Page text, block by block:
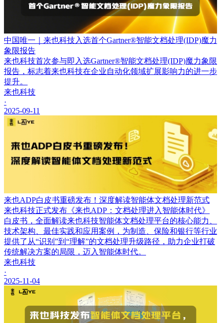
中国唯一｜来也科技入选首个Gartner®智能文档处理(IDP)魔力
象限报告
来也科技首次参与即入选Gartner®智能文档处理(IDP)魔力象限
报告，标志着来也科技在企业自动化领域扩展影响力的进一步
提升。
来也科技
·
2025-09-11
来也ADP白皮书重磅发布！深度解读智能体文档处理新范式
来也科技正式发布《来也ADP：文档处理进入智能体时代》
白皮书，全面解读来也科技智能体文档处理平台的核心能力、
技术架构、最佳实践和应用案例，为制造、保险和银行等行业
提供了从“识别”到“理解”的文档处理升级路径，助力企业打破
传统解决方案的局限，迈入智能体时代。
来也科技
·
2025-11-04